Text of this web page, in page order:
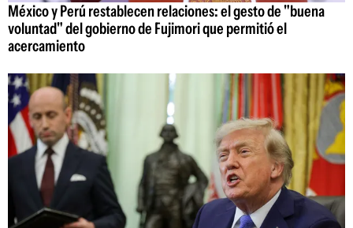
México y Perú restablecen relaciones: el gesto de "buena
voluntad" del gobierno de Fujimori que permitió el
acercamiento